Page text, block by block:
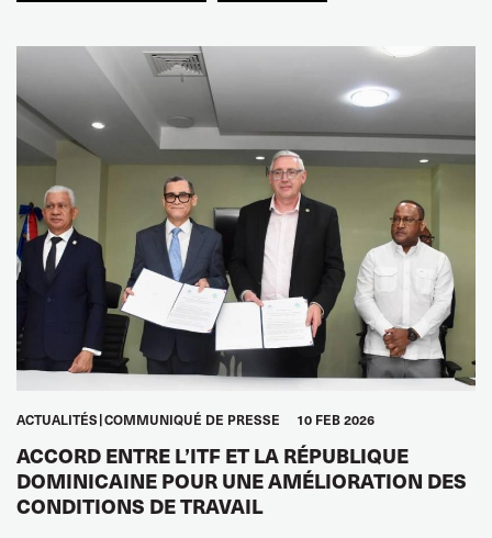
ACTUALITÉS COMMUNIQUÉ DE PRESSE 10 FEB 2026
ACCORD ENTRE L’ITF ET LA RÉPUBLIQUE
DOMINICAINE POUR UNE AMÉLIORATION DES
CONDITIONS DE TRAVAIL